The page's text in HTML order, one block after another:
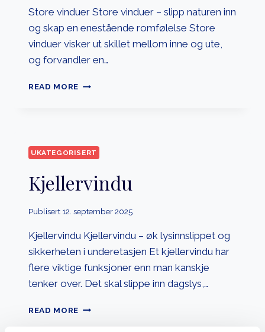
Store vinduer Store vinduer – slipp naturen inn
og skap en enestående romfølelse Store
vinduer visker ut skillet mellom inne og ute,
og forvandler en…
READ MORE STORE
UKATEGORISERT
Kjellervindu
Publisert12. september 2025
Kjellervindu Kjellervindu – øk lysinnslippet og
sikkerheten i underetasjen Et kjellervindu har
flere viktige funksjoner enn man kanskje
tenker over. Det skal slippe inn dagslys,…
READ MORE KJELLERVINDU